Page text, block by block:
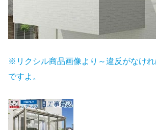
※リクシル商品画像より～違反がなけれ
ですよ。